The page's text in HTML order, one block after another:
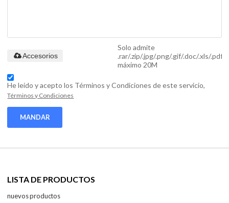
Solo admite
.rar/.zip/.jpg/.png/.gif/.doc/.xls/.pdf,
máximo 20M
Accesorios
He leido y acepto los Términos y Condiciones de este servicio,
Términos y Condiciones
MANDAR
LISTA DE PRODUCTOS
nuevos productos